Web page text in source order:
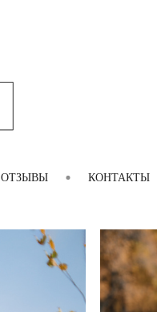
ОТЗЫВЫ КОНТАКТЫ